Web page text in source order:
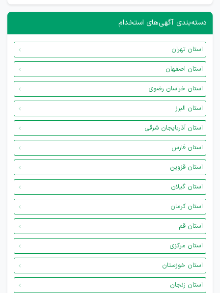
دسته‌بندی آگهی‌های استخدام
استان تهران
استان اصفهان
استان خراسان رضوی
استان البرز
استان آذربایجان شرقی
استان فارس
استان قزوین
استان گیلان
استان کرمان
استان قم
استان مرکزی
استان خوزستان
استان زنجان